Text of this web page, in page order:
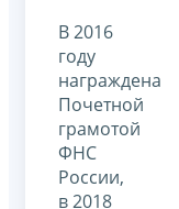
В 2016
году
награждена
Почетной
грамотой
ФНС
России,
в 2018